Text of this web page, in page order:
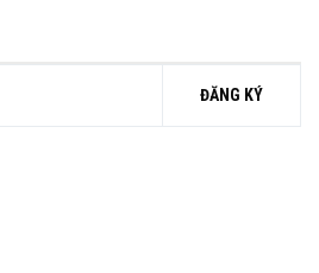
ĐĂNG KÝ